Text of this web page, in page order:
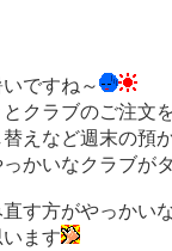
ですね～
クラブのご注文
えなど週末の預
かいなクラブが
直す方がやっかい
ます